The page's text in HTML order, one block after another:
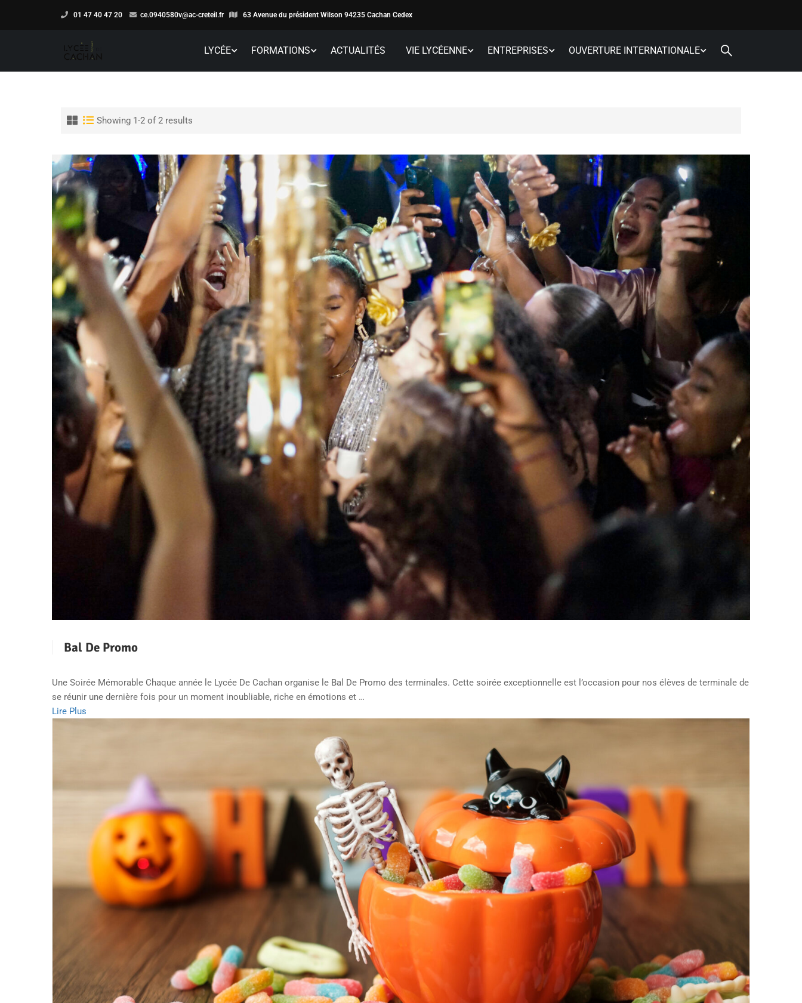
01 47 40 47 20 ce.0940580v@ac-creteil.fr 63 Avenue du président Wilson 94235 Cachan Cedex
LYCÉE FORMATIONS ACTUALITÉS VIE LYCÉENNE ENTREPRISES OUVERTURE INTERNATIONALE
Showing 1-2 of 2 results
Bal De Promo
Une Soirée Mémorable Chaque année le Lycée De Cachan organise le Bal De Promo des terminales. Cette soirée exceptionnelle est l’occasion pour nos élèves de terminale de
se réunir une dernière fois pour un moment inoubliable, riche en émotions et …
Lire Plus